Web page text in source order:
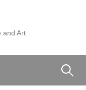
and Art
検